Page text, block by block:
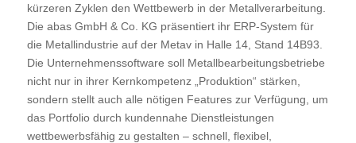
kürzeren Zyklen den Wettbewerb in der Metallverarbeitung.
Die abas GmbH & Co. KG präsentiert ihr ERP-System für
die Metallindustrie auf der Metav in Halle 14, Stand 14B93.
Die Unternehmenssoftware soll Metallbearbeitungsbetriebe
nicht nur in ihrer Kernkompetenz „Produktion“ stärken,
sondern stellt auch alle nötigen Features zur Verfügung, um
das Portfolio durch kundennahe Dienstleistungen
wettbewerbsfähig zu gestalten – schnell, flexibel,